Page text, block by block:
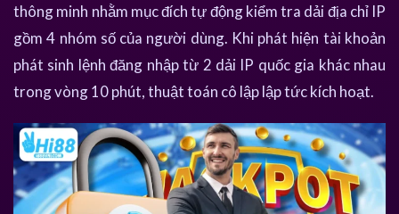
thông minh nhằm mục đích tự động kiểm tra dải địa chỉ IP
gồm 4 nhóm số của người dùng. Khi phát hiện tài khoản
phát sinh lệnh đăng nhập từ 2 dải IP quốc gia khác nhau
trong vòng 10 phút, thuật toán cô lập lập tức kích hoạt.